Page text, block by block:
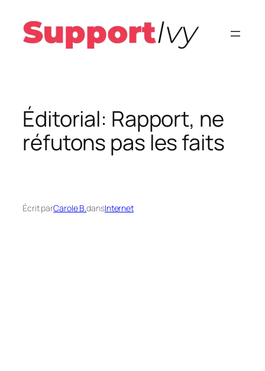
contenu
Éditorial: Rapport, ne
réfutons pas les faits
Écrit parCarole B.dansInternet